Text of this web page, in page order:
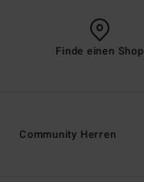
Finde einen Shop
Community Herren